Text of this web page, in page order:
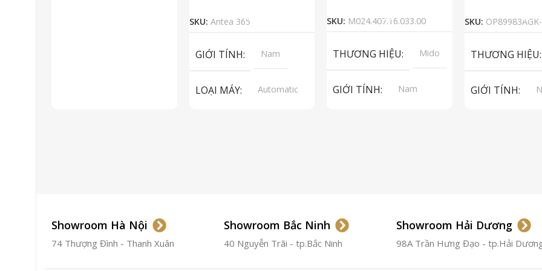
SKU: Antea 365
GIỚI TÍNH Nam
LOẠI MÁY
Automatic
CHẤT LIỆU VỎ
Thép
Không
Gỉ
SKU: M024.407.16.033.00
THƯƠNG HIỆU Mido
GIỚI TÍNH Nam
CHẤT LIỆU VỎ
Thép
SKU:
THƯƠNG HIỆU
GIỚI TÍNH
CHỐNG NƯỚC
Showroom Hà Nội
74 Thượng Đình - Thanh Xuân
Showroom Bắc Ninh
40 Nguyễn Trãi - tp.Bắc Ninh
Showroom Hải Dương
98A Trần Hưng Đạo - tp.Hải